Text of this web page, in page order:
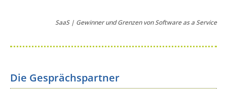
SaaS | Gewinner und Grenzen von Software as a Service
Die Gesprächspartner